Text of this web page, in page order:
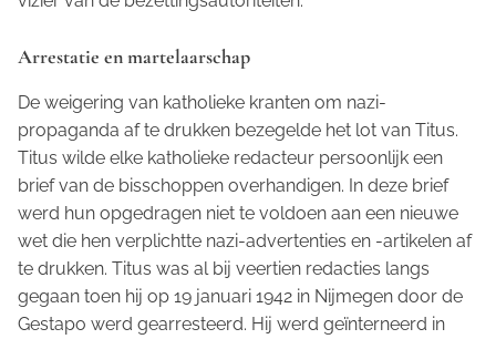
Arrestatie en martelaarschap
De weigering van katholieke kranten om nazi-
propaganda af te drukken bezegelde het lot van Titus.
Titus wilde elke katholieke redacteur persoonlijk een
brief van de bisschoppen overhandigen. In deze brief
werd hun opgedragen niet te voldoen aan een nieuwe
wet die hen verplichtte nazi-advertenties en -artikelen af
te drukken. Titus was al bij veertien redacties langs
gegaan toen hij op 19 januari 1942 in Nijmegen door de
Gestapo werd gearresteerd. Hij werd geïnterneerd in